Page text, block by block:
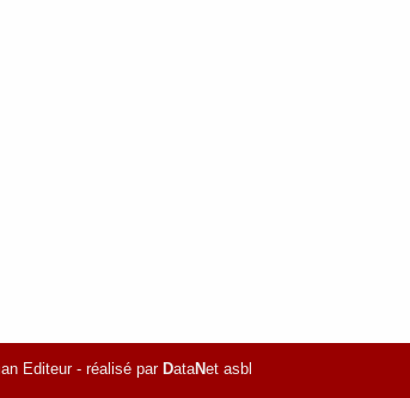
Editeur - réalisé par DataNet asbl